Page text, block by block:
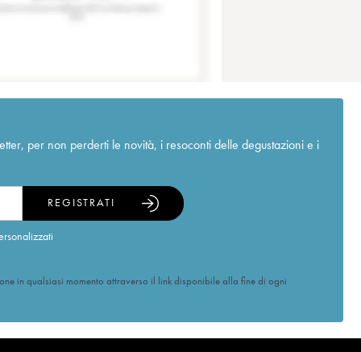
per non perderti le novità, i resoconti delle degustazioni e i
REGISTRATI
in qualsiasi momento attraverso il link disponibile alla fine di ogni